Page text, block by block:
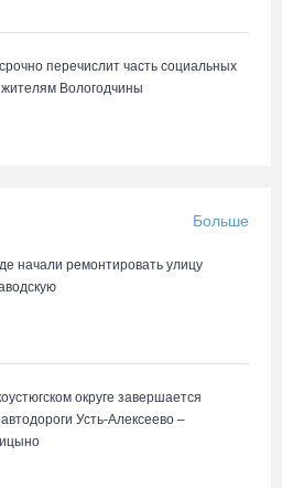
перечислит часть социальных
Вологодчины
Больше
начали ремонтировать улицу
округе завершается
Усть-Алексеево –